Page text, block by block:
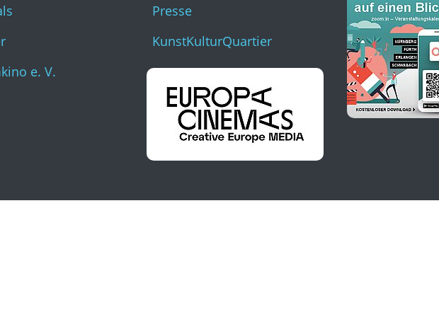
e. V.
Presse
KunstKulturQuartier